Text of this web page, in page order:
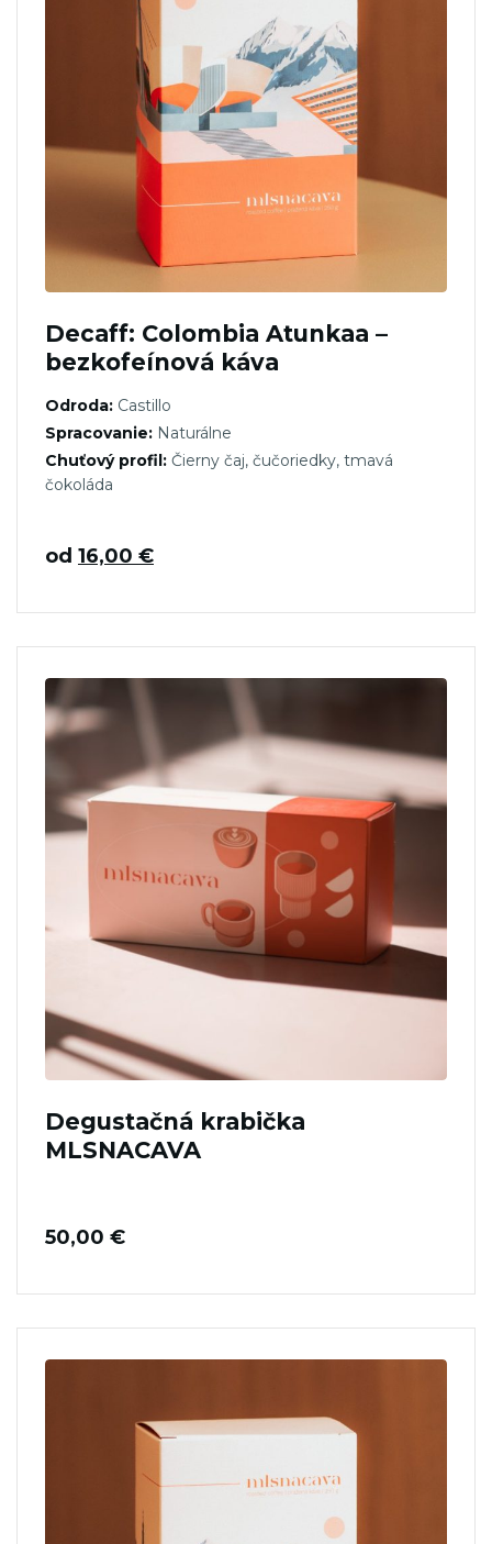
Decaff: Colombia Atunkaa –
bezkofeínová káva
Odroda: Castillo
Spracovanie: Naturálne
Chuťový profil: Čierny čaj, čučoriedky, tmavá
čokoláda
od 16,00 €
Degustačná krabička
MLSNACAVA
50,00 €